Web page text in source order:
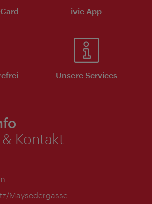
ivie App
Unsere Services
Kontakt
Maysedergasse